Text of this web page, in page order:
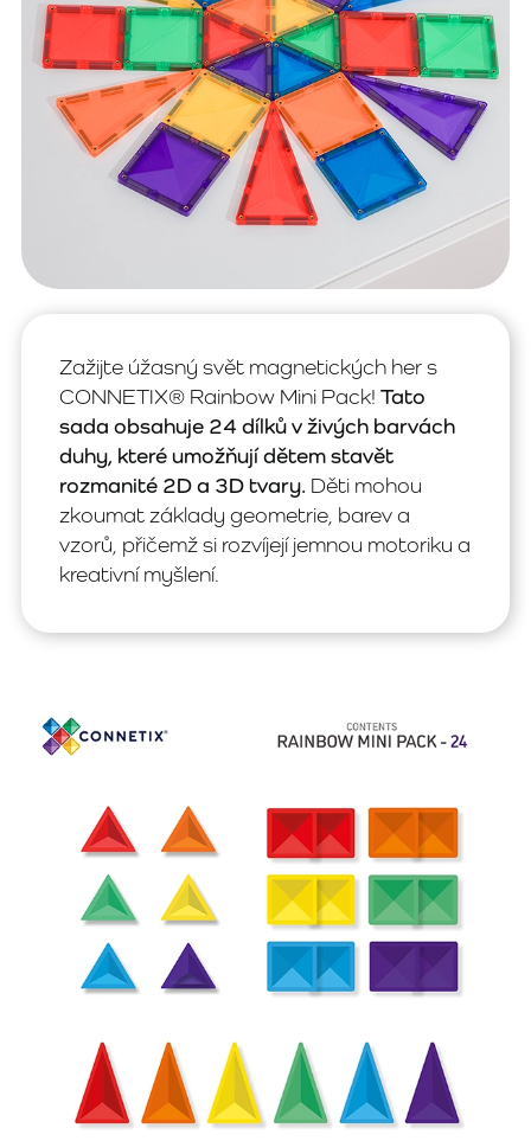
Zažijte úžasný svět magnetických her s
CONNETIX® Rainbow Mini Pack! Tato
sada obsahuje 24 dílků v živých barvách
duhy, které umožňují dětem stavět
rozmanité 2D a 3D tvary. Děti mohou
zkoumat základy geometrie, barev a
vzorů, přičemž si rozvíjejí jemnou motoriku a
kreativní myšlení.